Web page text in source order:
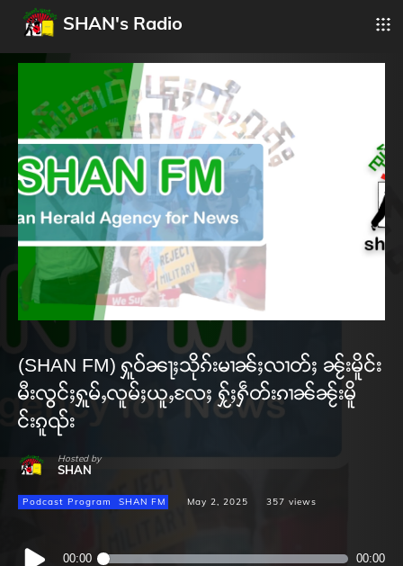
SHAN's Radio
(SHAN FM) ႁူဝ်ၼႃႈသိုၵ်းမၢၼ်ႈလၢတ်ႈ ၼႂ်းမိူင်း
မီးလွင်ႈႁူမ်ႇလူမ်ႈယူႇလႄႈ ႁႂ်ႈႁဵတ်းၵၢၼ်ၼႂ်းမိူ
င်းၵူၺ်း
Hosted by
SHAN
Podcast Program SHAN FM May 2, 2025 357 views
Audio
00:00 00:00